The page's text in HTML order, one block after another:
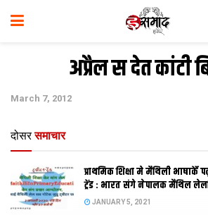
अप्रैल स देत कांटी
March 7, 2012
दोसर समाचार
प्राथमिक शि‍क्षा मे मैथि‍ली
ट्रेंड : भारत संगे नेपालक मैथिल
JANUARY 5, 2021